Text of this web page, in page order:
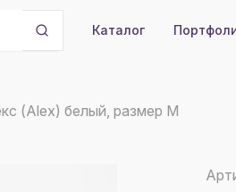
Каталог
(Alex) белый, размер M